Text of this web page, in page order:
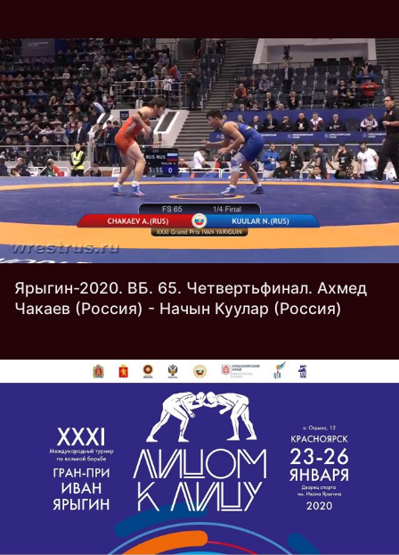
Ярыгин-2020. ВБ. 65. Четвертьфинал. Ахмед
Чакаев (Россия) - Начын Куулар (Россия)